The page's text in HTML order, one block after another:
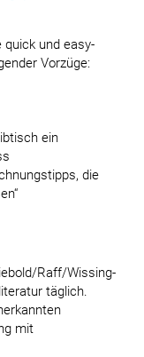
quick und easy-
Vorzüge:
ein
die
Raff/Wissing-
täglich.
mit